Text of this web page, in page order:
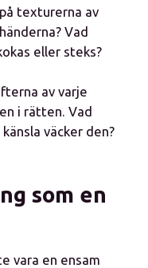
texturerna av
Vad
eller steks?
av varje
i rätten. Vad
väcker den?
som en
vara en ensam